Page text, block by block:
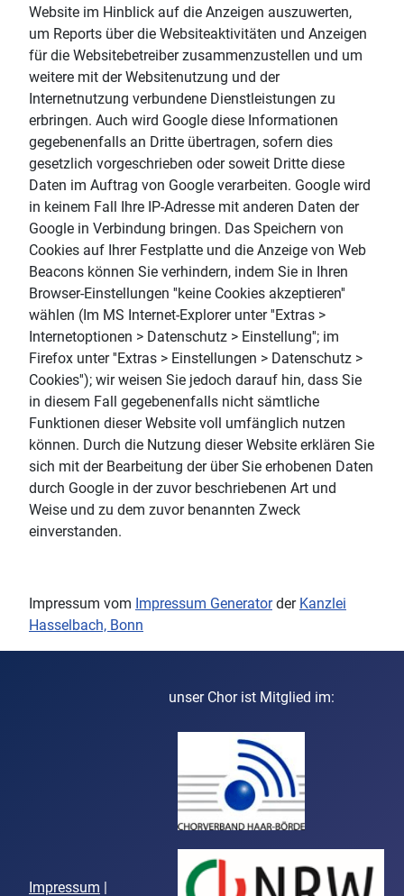
Website im Hinblick auf die Anzeigen auszuwerten,
um Reports über die Websiteaktivitäten und Anzeigen
für die Websitebetreiber zusammenzustellen und um
weitere mit der Websitenutzung und der
Internetnutzung verbundene Dienstleistungen zu
erbringen. Auch wird Google diese Informationen
gegebenenfalls an Dritte übertragen, sofern dies
gesetzlich vorgeschrieben oder soweit Dritte diese
Daten im Auftrag von Google verarbeiten. Google wird
in keinem Fall Ihre IP-Adresse mit anderen Daten der
Google in Verbindung bringen. Das Speichern von
Cookies auf Ihrer Festplatte und die Anzeige von Web
Beacons können Sie verhindern, indem Sie in Ihren
Browser-Einstellungen ''keine Cookies akzeptieren''
wählen (Im MS Internet-Explorer unter ''Extras >
Internetoptionen > Datenschutz > Einstellung''; im
Firefox unter ''Extras > Einstellungen > Datenschutz >
Cookies''); wir weisen Sie jedoch darauf hin, dass Sie
in diesem Fall gegebenenfalls nicht sämtliche
Funktionen dieser Website voll umfänglich nutzen
können. Durch die Nutzung dieser Website erklären Sie
sich mit der Bearbeitung der über Sie erhobenen Daten
durch Google in der zuvor beschriebenen Art und
Weise und zu dem zuvor benannten Zweck
einverstanden.
Impressum vom Impressum Generatorder Kanzlei
Hasselbach, Bonn
Impressum |
unser Chor ist Mitglied im: